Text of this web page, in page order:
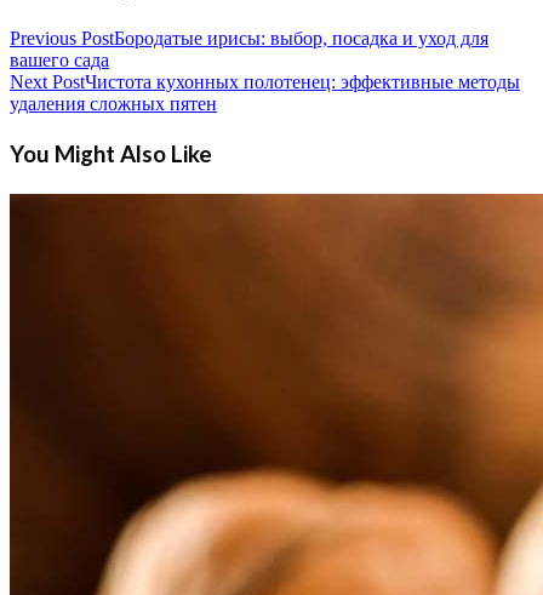
Previous PostБородатые ирисы: выбор, посадка и уход для
вашего сада
Next PostЧистота кухонных полотенец: эффективные методы
удаления сложных пятен
You Might Also Like